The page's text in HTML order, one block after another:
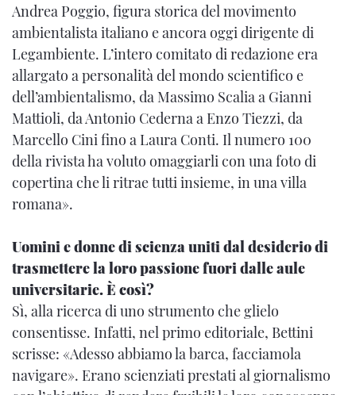
Andrea Poggio, figura storica del movimento
ambientalista italiano e ancora oggi dirigente di
Legambiente. L’intero comitato di redazione era
allargato a personalità del mondo scientifico e
dell’ambientalismo, da Massimo Scalia a Gianni
Mattioli, da Antonio Cederna a Enzo Tiezzi, da
Marcello Cini fino a Laura Conti. Il numero 100
della rivista ha voluto omaggiarli con una foto di
copertina che li ritrae tutti insieme, in una villa
romana».
Uomini e donne di scienza uniti dal desiderio di
trasmettere la loro passione fuori dalle aule
universitarie. È così?
Sì, alla ricerca di uno strumento che glielo
consentisse. Infatti, nel primo editoriale, Bettini
scrisse: «Adesso abbiamo la barca, facciamola
navigare». Erano scienziati prestati al giornalismo